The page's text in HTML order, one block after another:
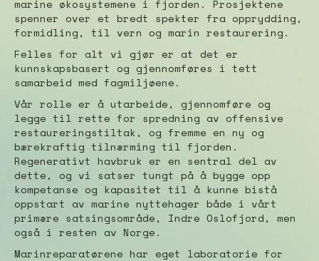
marine økosystemene i fjorden. Prosjektene
spenner over et bredt spekter fra opprydding,
formidling, til vern og marin restaurering.
Felles for alt vi gjør er at det er
kunnskapsbasert og gjennomføres i tett
samarbeid med fagmiljøene.
Vår rolle er å utarbeide, gjennomføre og
legge til rette for spredning av offensive
restaureringstiltak, og fremme en ny og
bærekraftig tilnærming til fjorden.
Regenerativt havbruk er en sentral del av
dette, og vi satser tungt på å bygge opp
kompetanse og kapasitet til å kunne bistå
oppstart av marine nyttehager både i vårt
primære satsingsområde, Indre Oslofjord, men
også i resten av Norge.
Marinreparatørene har eget laboratorie for